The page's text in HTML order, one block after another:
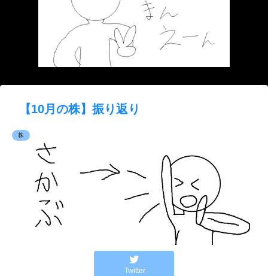
【10月の株】振り返り
株
Twitter